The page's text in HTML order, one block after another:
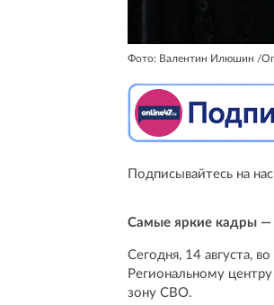
Фото: Валентин Илюшин /
Подписывайтесь на
Самые яркие кадры —
Сегодня, 14 августа,
Региональному
зону СВО.